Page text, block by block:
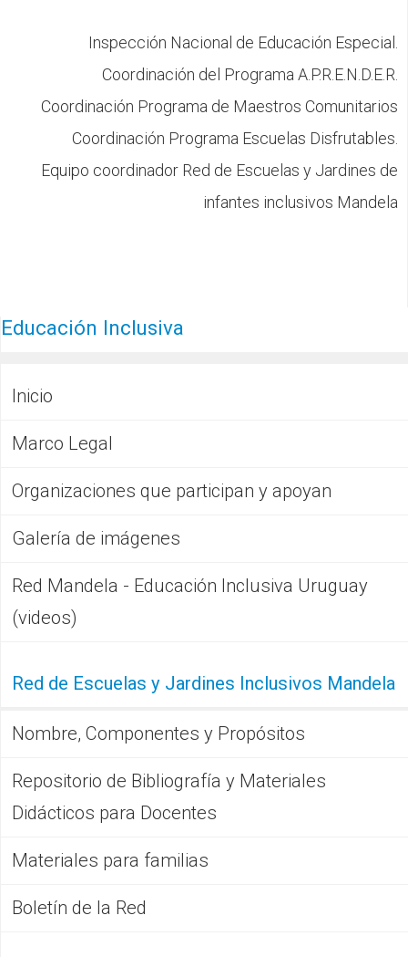
Inspección Nacional de Educación Especial.
Coordinación del Programa A.P.R.E.N.D.E.R.
Coordinación Programa de Maestros Comunitarios
Coordinación Programa Escuelas Disfrutables.
Equipo coordinador Red de Escuelas y Jardines de
infantes inclusivos Mandela
Educación Inclusiva
Inicio
Marco Legal
Organizaciones que participan y apoyan
Galería de imágenes
Red Mandela - Educación Inclusiva Uruguay
(videos)
Red de Escuelas y Jardines Inclusivos Mandela
Nombre, Componentes y Propósitos
Repositorio de Bibliografía y Materiales
Didácticos para Docentes
Materiales para familias
Boletín de la Red